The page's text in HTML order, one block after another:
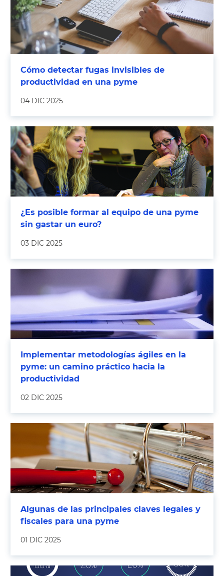
Cómo detectar fugas invisibles de
productividad en una pyme
04 DIC 2025
¿Es posible formar al equipo de una pyme
sin gastar un euro?
03 DIC 2025
Implementar metodologías ágiles en la
pyme: un camino práctico hacia la
productividad
02 DIC 2025
Algunas de las principales claves legales y
fiscales para una pyme
01 DIC 2025